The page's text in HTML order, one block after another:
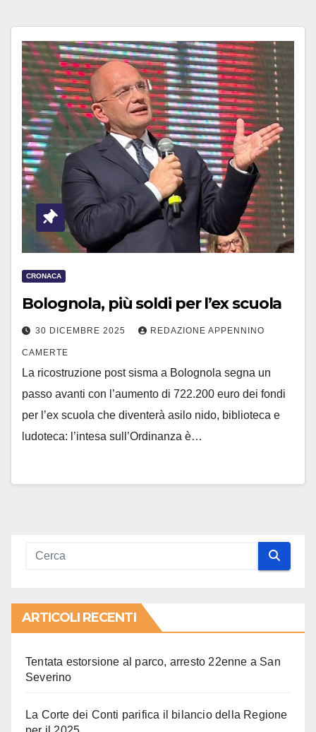
CRONACA
Bolognola, più soldi per l’ex scuola
30 DICEMBRE 2025 REDAZIONE APPENNINO
CAMERTE
La ricostruzione post sisma a Bolognola segna un
passo avanti con l’aumento di 722.200 euro dei fondi
per l’ex scuola che diventerà asilo nido, biblioteca e
ludoteca: l’intesa sull’Ordinanza è…
ARTICOLI RECENTI
Tentata estorsione al parco, arresto 22enne a San
Severino
La Corte dei Conti parifica il bilancio della Regione